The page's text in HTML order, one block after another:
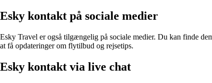
Esky kontakt på sociale medier
Esky Travel er også tilgængelig på sociale medier. Du kan finde
at få opdateringer om flytilbud og rejsetips.
Esky kontakt via live chat